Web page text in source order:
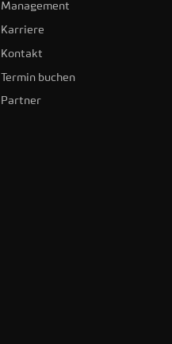
Management
Karriere
Kontakt
Termin buchen
Partner